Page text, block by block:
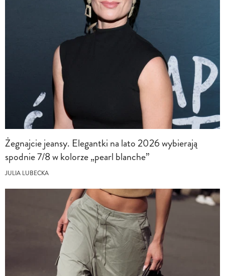
Żegnajcie jeansy. Elegantki na lato 2026 wybierają
spodnie 7/8 w kolorze „pearl blanche”
JULIA LUBECKA